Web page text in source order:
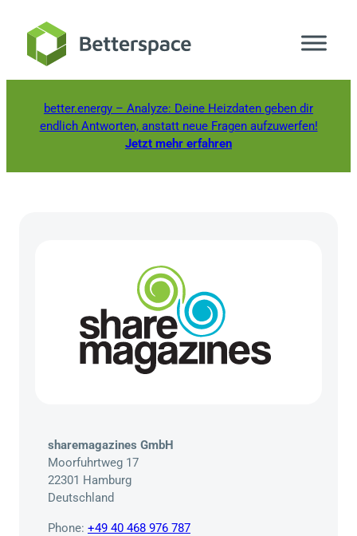
Inhalt
springen
better.energy – Analyze: Deine Heizdaten geben dir
endlich Antworten, anstatt neue Fragen aufzuwerfen!
Jetzt mehr erfahren
sharemagazines GmbH
Moorfuhrtweg 17
22301 Hamburg
Deutschland
Phone: +49 40 468 976 787